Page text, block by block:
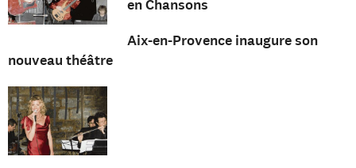
en Chansons
Aix-en-Provence inaugure son
nouveau théâtre